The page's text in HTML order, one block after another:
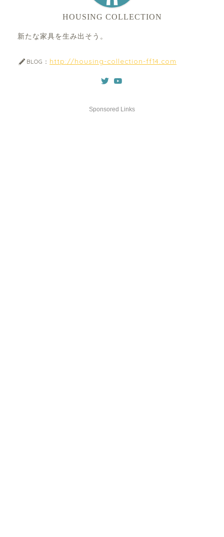
HOUSING COLLECTION
新たな家具を生み出そう。
BLOG： http://housing-collection-ff14.com
Sponsored Links